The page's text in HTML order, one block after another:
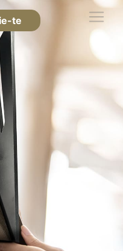
te